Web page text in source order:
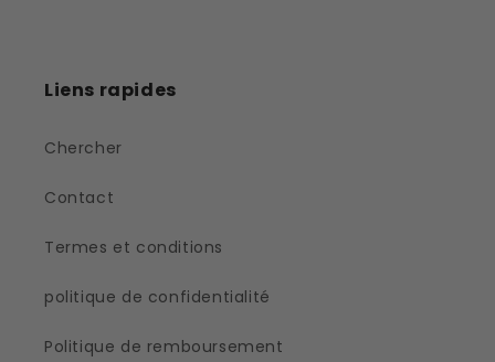
Liens rapides
Chercher
Contact
Termes et conditions
politique de confidentialité
Politique de remboursement